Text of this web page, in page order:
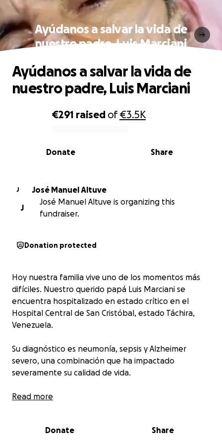
Ayúdanos a salvar la vida de
nuestro padre, Luis Marciani
0% complete
€291 raised of€3.5K
Share
Donate
Ayúdanos a salvar la vida de
nuestro padre, Luis Marciani
J
José Manuel Altuve
J
José Manuel Altuve is organizing this
fundraiser.
Donation protected
Hoy nuestra familia vive uno de los momentos más
difíciles. Nuestro querido papá Luis Marciani se
encuentra hospitalizado en estado crítico en el
Hospital Central de San Cristóbal, estado Táchira,
Venezuela.
Su diagnóstico es neumonía, sepsis y Alzheimer
severo, una combinación que ha impactado
severamente su calidad de vida.
Con todo el amor y sacrificio del mundo, hemos
necesita para seguir luchando. Pero la realidad es
Read more
Donate Share